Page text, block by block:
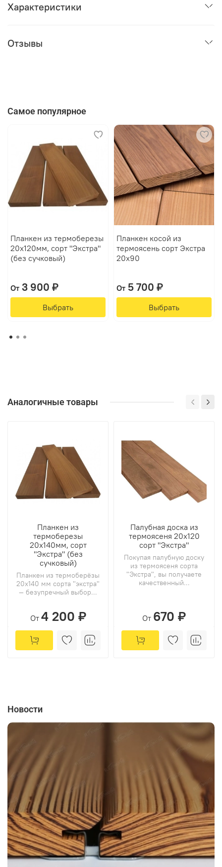
Характеристики
Отзывы
Самое популярное
Планкен из термоберезы
20х120мм, сорт "Экстра"
(без сучковый)
От3 900 ₽
Выбрать
Планкен косой из
термоясень сорт Экстра
20х90
От5 700 ₽
Выбрать
Аналогичные товары
Планкен из
термоберезы
20х140мм, сорт
"Экстра" (без
сучковый)
Планкен из термоберёзы
20х140 мм сорта "экстра"
— безупречный выбор...
От 4 200 ₽
Палубная доска из
термоясеня 20х120
сорт "Экстра"
Покупая палубную доску
из термоясеня сорта
"Экстра", вы получаете
качественный...
От 670 ₽
Новости